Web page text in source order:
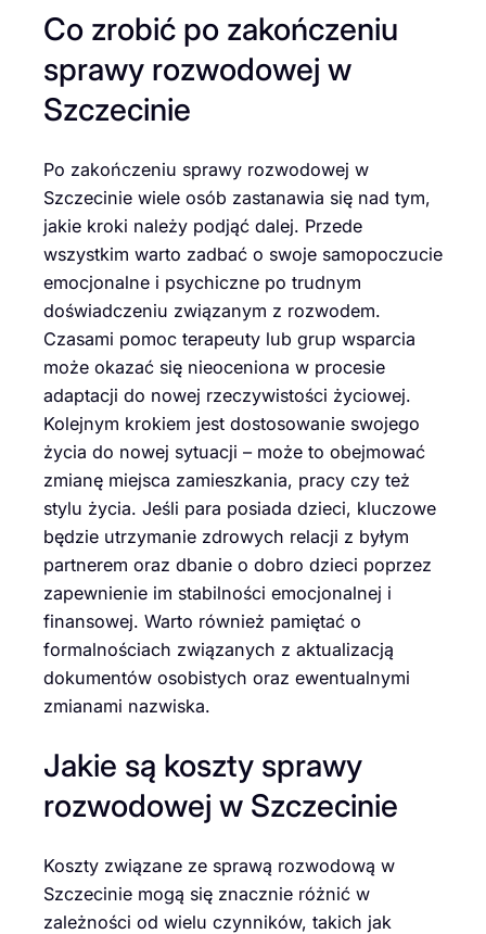
Co zrobić po zakończeniu
sprawy rozwodowej w
Szczecinie
Po zakończeniu sprawy rozwodowej w
Szczecinie wiele osób zastanawia się nad tym,
jakie kroki należy podjąć dalej. Przede
wszystkim warto zadbać o swoje samopoczucie
emocjonalne i psychiczne po trudnym
doświadczeniu związanym z rozwodem.
Czasami pomoc terapeuty lub grup wsparcia
może okazać się nieoceniona w procesie
adaptacji do nowej rzeczywistości życiowej.
Kolejnym krokiem jest dostosowanie swojego
życia do nowej sytuacji – może to obejmować
zmianę miejsca zamieszkania, pracy czy też
stylu życia. Jeśli para posiada dzieci, kluczowe
będzie utrzymanie zdrowych relacji z byłym
partnerem oraz dbanie o dobro dzieci poprzez
zapewnienie im stabilności emocjonalnej i
finansowej. Warto również pamiętać o
formalnościach związanych z aktualizacją
dokumentów osobistych oraz ewentualnymi
zmianami nazwiska.
Jakie są koszty sprawy
rozwodowej w Szczecinie
Koszty związane ze sprawą rozwodową w
Szczecinie mogą się znacznie różnić w
zależności od wielu czynników, takich jak